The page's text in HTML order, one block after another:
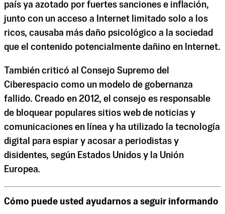
país ya azotado por fuertes sanciones e inflación,
junto con un acceso a Internet limitado solo a los
ricos, causaba más daño psicológico a la sociedad
que el contenido potencialmente dañino en Internet.
También criticó al Consejo Supremo del
Ciberespacio como un modelo de gobernanza
fallido. Creado en 2012, el consejo es responsable
de bloquear populares sitios web de noticias y
comunicaciones en línea y ha utilizado la tecnología
digital para espiar y acosar a periodistas y
disidentes, según Estados Unidos y la Unión
Europea.
Cómo puede usted ayudarnos a seguir informando